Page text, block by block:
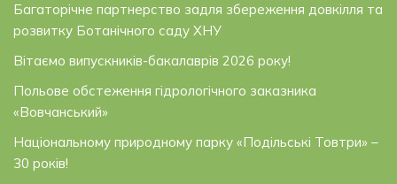
Багаторічне партнерство задля збереження довкілля та
розвитку Ботанічного саду ХНУ
Вітаємо випускників-бакалаврів 2026 року!
Польове обстеження гідрологічного заказника
«Вовчанський»
Національному природному парку «Подільські Товтри» –
30 років!